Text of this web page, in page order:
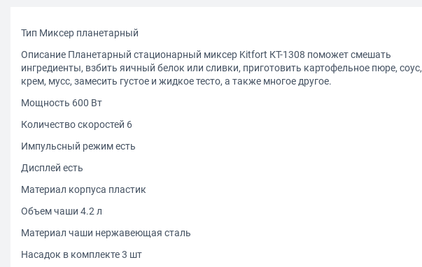
Тип Миксер планетарный
Описание Планетарный стационарный миксер Kitfort КТ-1308 поможет смешать
ингредиенты, взбить яичный белок или сливки, приготовить картофельное пюре, соус,
крем, мусс, замесить густое и жидкое тесто, а также многое другое.
Мощность 600 Вт
Количество скоростей 6
Импульсный режим есть
Дисплей есть
Материал корпуса пластик
Объем чаши 4.2 л
Материал чаши нержавеющая сталь
Насадок в комплекте 3 шт